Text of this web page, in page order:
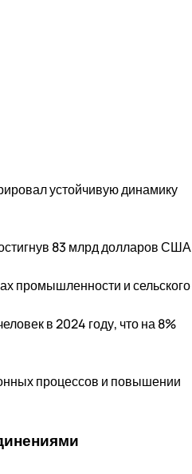
устойчивую динамику
83 млрд долларов США
промышленности и сельского
в 2024 году, что на 8%
процессов и повышении